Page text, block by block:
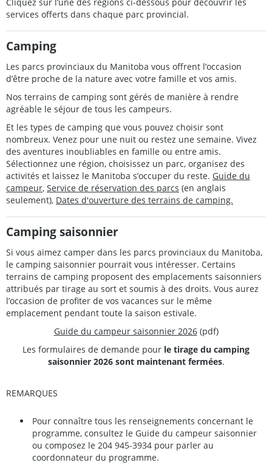
services offerts dans chaque parc provincial.
Camping
Les parcs provinciaux du Manitoba vous offrent l’occasion
d’être proche de la nature avec votre famille et vos amis.
Nos terrains de camping sont gérés de manière à rendre
agréable le séjour de tous les campeurs.
Et les types de camping que vous pouvez choisir sont
nombreux. Venez pour une nuit ou restez une semaine. Vivez
des aventures inoubliables en famille ou entre amis.
Sélectionnez une région, choisissez un parc, organisez des
activités et laissez le Manitoba s’occuper du reste. Guide du
campeur, Service de réservation des parcs (en anglais
seulement), Dates d'ouverture des terrains de camping.
Camping saisonnier
Si vous aimez camper dans les parcs provinciaux du Manitoba,
le camping saisonnier pourrait vous intéresser. Certains
terrains de camping proposent des emplacements saisonniers
attribués par tirage au sort et soumis à des droits. Vous aurez
l’occasion de profiter de vos vacances sur le même
emplacement pendant toute la saison estivale.
Guide du campeur saisonnier 2026(pdf)
Les formulaires de demande pour le tirage du camping
saisonnier 2026 sont maintenant fermées.
REMARQUES
Pour connaître tous les renseignements concernant le
programme, consultez le Guide du campeur saisonnier
ou composez le 204 945-3934 pour parler au
coordonnateur du programme.